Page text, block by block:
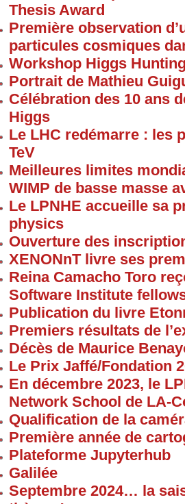
Thesis Award
Première observation
particules cosmiques
Workshop Higgs
Portrait de Mathieu
Célébration des 10 ans
Higgs
Le LHC redémarre : les
TeV
Meilleures limites
WIMP de basse masse
Le LPNHE accueille sa
physics
Ouverture des
XENONnT livre ses
Reina Camacho Toro
Software Institute
Publication du livre
Premiers résultats de
Décès de Maurice
Le Prix Jaffé/Fondation
En décembre 2023, le
Network School de LA-
Qualification de la
Première année de
Plateforme Jupyterhub
Galilée
Septembre 2024… la